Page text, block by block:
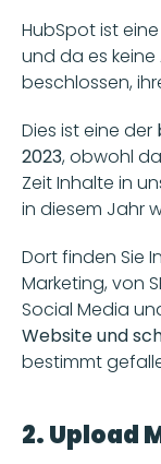
HubSpot ist
und da es
beschlossen,
Dies ist eine der
2023, obwohl
Zeit Inhalte in
in diesem Jahr
Dort finden Sie
Marketing, von
Social Media
Website und
bestimmt
2. Upload